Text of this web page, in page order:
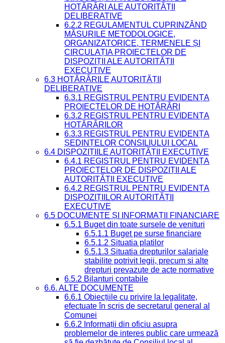
HOTĂRÂRI ALE AUTORITĂȚII
DELIBERATIVE
6.2.2 REGULAMENTUL CUPRINZÂND
MĂSURILE METODOLOGICE,
ORGANIZATORICE, TERMENELE ȘI
CIRCULAȚIA PROIECTELOR DE
DISPOZIȚII ALE AUTORITĂȚII
EXECUTIVE
6.3 HOTĂRÂRILE AUTORITĂȚII
DELIBERATIVE
6.3.1 REGISTRUL PENTRU EVIDENȚA
PROIECTELOR DE HOTĂRÂRI
6.3.2 REGISTRUL PENTRU EVIDENȚA
HOTĂRÂRILOR
6.3.3 REGISTRUL PENTRU EVIDENȚA
ȘEDINȚELOR CONSILIULUI LOCAL
6.4 DISPOZIȚIILE AUTORITĂȚII EXECUTIVE
6.4.1 REGISTRUL PENTRU EVIDENȚA
PROIECTELOR DE DISPOZIȚII ALE
AUTORITĂȚII EXECUTIVE
6.4.2 REGISTRUL PENTRU EVIDENȚA
DISPOZIȚIILOR AUTORITĂȚII
EXECUTIVE
6.5 DOCUMENTE ȘI INFORMAȚII FINANCIARE
6.5.1 Buget din toate sursele de venituri
6.5.1.1 Buget pe surse financiare
6.5.1.2 Situatia platilor
6.5.1.3 Situatia drepturilor salariale
stabilite potrivit legii, precum si alte
drepturi prevazute de acte normative
6.5.2 Bilanturi contabile
6.6. ALTE DOCUMENTE
6.6.1 Obiecțiile cu privire la legalitate,
efectuate în scris de secretarul general al
Comunei
6.6.2 Informații din oficiu asupra
problemelor de interes public care urmează